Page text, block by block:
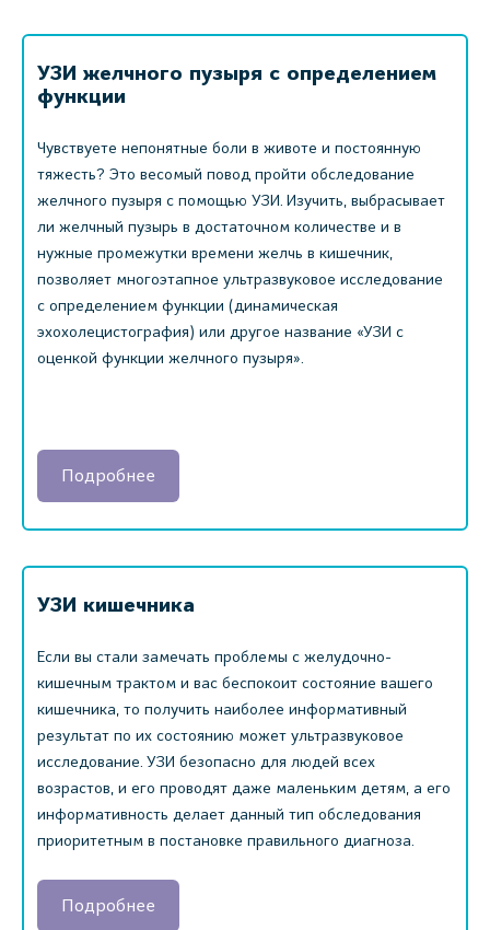
УЗИ желчного пузыря с определением
функции
Чувствуете непонятные боли в животе и постоянную
тяжесть? Это весомый повод пройти обследование
желчного пузыря с помощью УЗИ. Изучить, выбрасывает
ли желчный пузырь в достаточном количестве и в
нужные промежутки времени желчь в кишечник,
позволяет многоэтапное ультразвуковое исследование
с определением функции (динамическая
эхохолецистография) или другое название «УЗИ с
оценкой функции желчного пузыря».
Подробнее
УЗИ кишечника
Если вы стали замечать проблемы с желудочно-
кишечным трактом и вас беспокоит состояние вашего
кишечника, то получить наиболее информативный
результат по их состоянию может ультразвуковое
исследование. УЗИ безопасно для людей всех
возрастов, и его проводят даже маленьким детям, а его
информативность делает данный тип обследования
приоритетным в постановке правильного диагноза.
Подробнее